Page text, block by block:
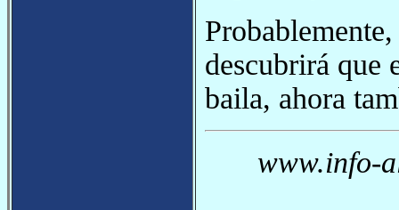
descubrirá que
baila, ahora
www.info-